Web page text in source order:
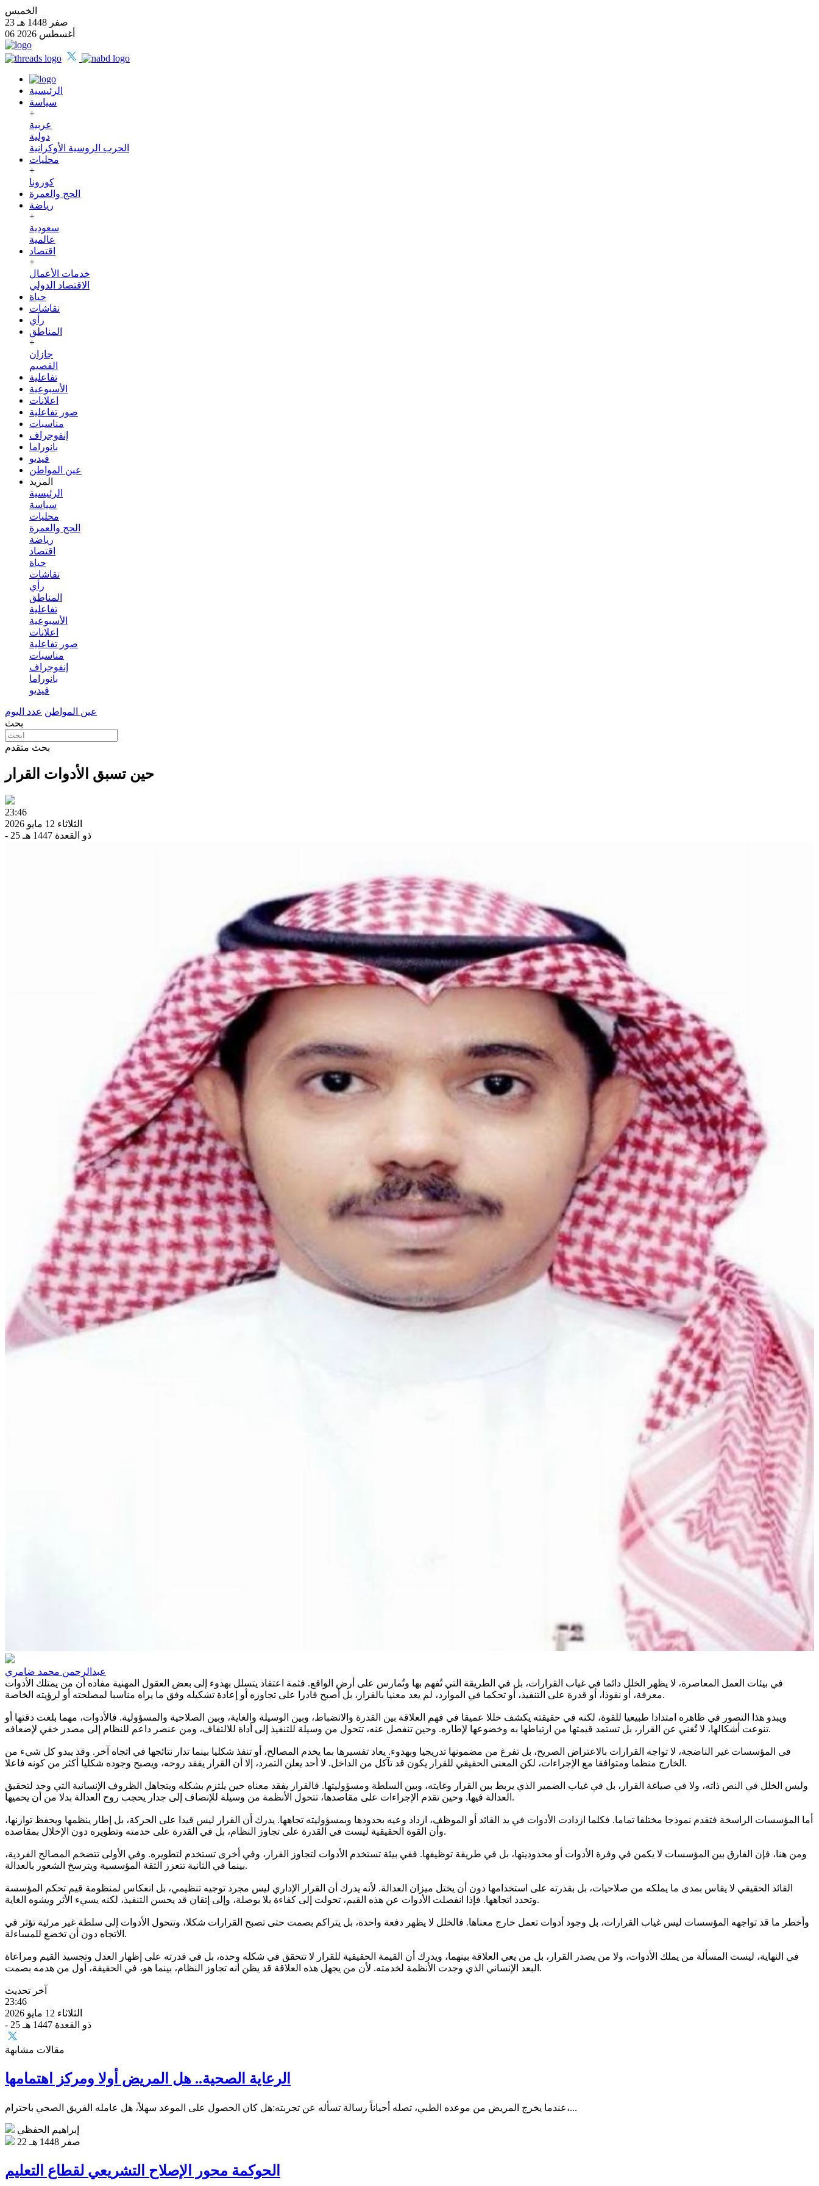
الخميس
23 صفر 1448 هـ
06 أغسطس 2026
الرئيسية
سياسة
+
عربية
دولية
الحرب الروسية الأوكرانية
محليات
+
كورونا
الحج والعمرة
رياضة
+
سعودية
عالمية
اقتصاد
+
خدمات الأعمال
الاقتصاد الدولي
حياة
نقاشات
رأي
المناطق
+
جازان
القصيم
تفاعلية
الأسبوعية
اعلانات
صور تفاعلية
مناسبات
إنفوجراف
بانوراما
فيديو
عين المواطن
المزيد
الرئيسية
سياسة
محليات
الحج والعمرة
رياضة
اقتصاد
حياة
نقاشات
رأي
المناطق
تفاعلية
الأسبوعية
اعلانات
صور تفاعلية
مناسبات
إنفوجراف
بانوراما
فيديو
عين المواطن عدد اليوم
بحث
بحث متقدم
حين تسبق الأدوات القرار
23:46
الثلاثاء 12 مايو 2026
- 25 ذو القعدة 1447 هـ
عبدالرحمن محمد ضامري
في بيئات العمل المعاصرة، لا يظهر الخلل دائما في غياب القرارات، بل في الطريقة التي تُفهم بها وتُمارس على أرض الواقع. فثمة اعتقاد يتسلل بهدوء إلى بعض العقول المهنية مفاده أن من يمتلك الأدوات
معرفة، أو نفوذا، أو قدرة على التنفيذ، أو تحكما في الموارد، لم يعد معنيا بالقرار، بل أصبح قادرا على تجاوزه أو إعادة تشكيله وفق ما يراه مناسبا لمصلحته أو لرؤيته الخاصة.
ويبدو هذا التصور في ظاهره امتدادا طبيعيا للقوة، لكنه في حقيقته يكشف خللا عميقا في فهم العلاقة بين القدرة والانضباط، وبين الوسيلة والغاية، وبين الصلاحية والمسؤولية. فالأدوات، مهما بلغت دقتها أو
تنوعت أشكالها، لا تُغني عن القرار، بل تستمد قيمتها من ارتباطها به وخضوعها لإطاره. وحين تنفصل عنه، تتحول من وسيلة للتنفيذ إلى أداة للالتفاف، ومن عنصر داعم للنظام إلى مصدر خفي لإضعافه.
في المؤسسات غير الناضجة، لا تواجه القرارات بالاعتراض الصريح، بل تفرغ من مضمونها تدريجيا وبهدوء. يعاد تفسيرها بما يخدم المصالح، أو تنفذ شكليا بينما تدار نتائجها في اتجاه آخر. وقد يبدو كل شيء من
الخارج منظما ومتوافقا مع الإجراءات، لكن المعنى الحقيقي للقرار يكون قد تآكل من الداخل. لا أحد يعلن التمرد، إلا أن القرار يفقد روحه، ويصبح وجوده شكليا أكثر من كونه فاعلا.
وليس الخلل في النص ذاته، ولا في صياغة القرار، بل في غياب الضمير الذي يربط بين القرار وغايته، وبين السلطة ومسؤوليتها. فالقرار يفقد معناه حين يلتزم بشكله ويتجاهل الظروف الإنسانية التي وجد لتحقيق
العدالة فيها. وحين تقدم الإجراءات على مقاصدها، تتحول الأنظمة من وسيلة للإنصاف إلى جدار يحجب روح العدالة بدلا من أن يحميها.
أما المؤسسات الراسخة فتقدم نموذجا مختلفا تماما. فكلما ازدادت الأدوات في يد القائد أو الموظف، ازداد وعيه بحدودها وبمسؤوليته تجاهها. يدرك أن القرار ليس قيدا على الحركة، بل إطار ينظمها ويحفظ توازنها،
وأن القوة الحقيقية ليست في القدرة على تجاوز النظام، بل في القدرة على خدمته وتطويره دون الإخلال بمقاصده.
ومن هنا، فإن الفارق بين المؤسسات لا يكمن في وفرة الأدوات أو محدوديتها، بل في طريقة توظيفها. ففي بيئة تستخدم الأدوات لتجاوز القرار، وفي أخرى تستخدم لتطويره. وفي الأولى تتضخم المصالح الفردية،
بينما في الثانية تتعزز الثقة المؤسسية ويترسخ الشعور بالعدالة.
القائد الحقيقي لا يقاس بمدى ما يملكه من صلاحيات، بل بقدرته على استخدامها دون أن يختل ميزان العدالة. لأنه يدرك أن القرار الإداري ليس مجرد توجيه تنظيمي، بل انعكاس لمنظومة قيم تحكم المؤسسة
وتحدد اتجاهها. فإذا انفصلت الأدوات عن هذه القيم، تحولت إلى كفاءة بلا بوصلة، وإلى إتقان قد يحسن التنفيذ، لكنه يسيء الأثر ويشوه الغاية.
وأخطر ما قد تواجهه المؤسسات ليس غياب القرارات، بل وجود أدوات تعمل خارج معناها. فالخلل لا يظهر دفعة واحدة، بل يتراكم بصمت حتى تصبح القرارات شكلا، وتتحول الأدوات إلى سلطة غير مرئية تؤثر في
الاتجاه دون أن تخضع للمساءلة.
في النهاية، ليست المسألة من يملك الأدوات، ولا من يصدر القرار، بل من يعي العلاقة بينهما، ويدرك أن القيمة الحقيقية للقرار لا تتحقق في شكله وحده، بل في قدرته على إظهار العدل وتجسيد القيم ومراعاة
البعد الإنساني الذي وجدت الأنظمة لخدمته. لأن من يجهل هذه العلاقة قد يظن أنه تجاوز النظام، بينما هو، في الحقيقة، أول من هدمه بصمت.
آخر تحديث
23:46
الثلاثاء 12 مايو 2026
- 25 ذو القعدة 1447 هـ
مقالات مشابهة
الرعاية الصحية.. هل المريض أولا ومركز اهتمامها
عندما يخرج المريض من موعده الطبي، تصله أحياناً رسالة تسأله عن تجربته:هل كان الحصول على الموعد سهلاً، هل عامله الفريق الصحي باحترام،...
إبراهيم الحفظي
22 صفر 1448 هـ
الحوكمة محور الإصلاح التشريعي لقطاع التعليم